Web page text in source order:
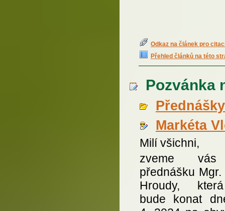
Odkaz na článek pro
Přehled článků na této
Pozvánka
Přednášky
Markéta
Milí všichni,
zveme
přednášku Mgr.
Hroudy,
bude konat